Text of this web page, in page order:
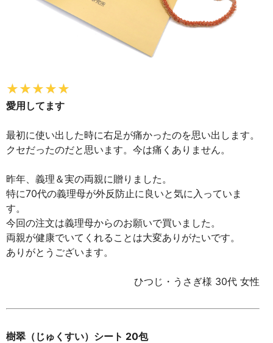
愛用してます
最初に使い出した時に右足が痛かったのを思い出します。
クセだったのだと思います。今は痛くありません。
昨年、義理＆実の両親に贈りました。
特に70代の義理母が外反防止に良いと気に入っていま
す。
今回の注文は義理母からのお願いで買いました。
両親が健康でいてくれることは大変ありがたいです。
ありがとうございます。
ひつじ・うさぎ様 30代 女性
樹翠（じゅくすい）シート 20包